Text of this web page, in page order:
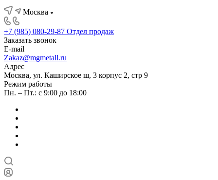
Москва
+7 (985) 080-29-87 Отдел продаж
Заказать звонок
E-mail
Zakaz@mgmetall.ru
Адрес
Москва, ул. Каширское ш, 3 корпус 2, стр 9
Режим работы
Пн. – Пт.: с 9:00 до 18:00